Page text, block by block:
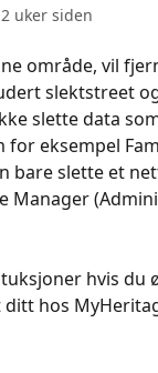
uker siden
område, vil
slektstreet
slette data
for eksempel
bare slette et
Manager
hvis du
hos